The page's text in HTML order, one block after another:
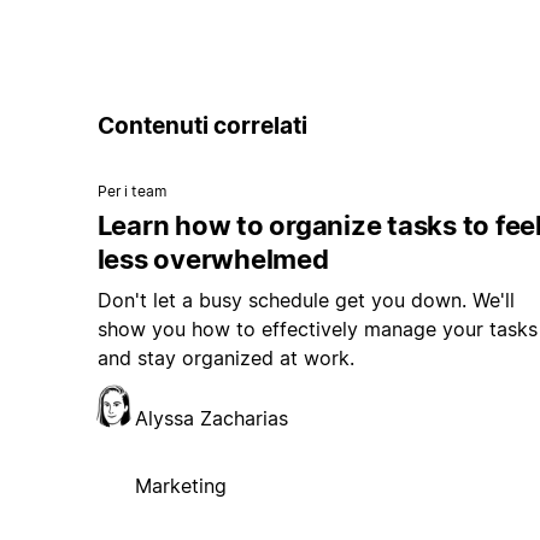
Contenuti correlati
Per i team
Learn how to organize tasks to
less overwhelmed
Don't let a busy schedule get you down. We'll
show you how to effectively manage your tasks
and stay organized at work.
Alyssa Zacharias
Marketing